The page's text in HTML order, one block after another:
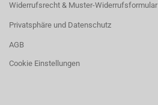
Widerrufsrecht & Muster-Widerrufsformular
Privatsphäre und Datenschutz
AGB
Cookie Einstellungen